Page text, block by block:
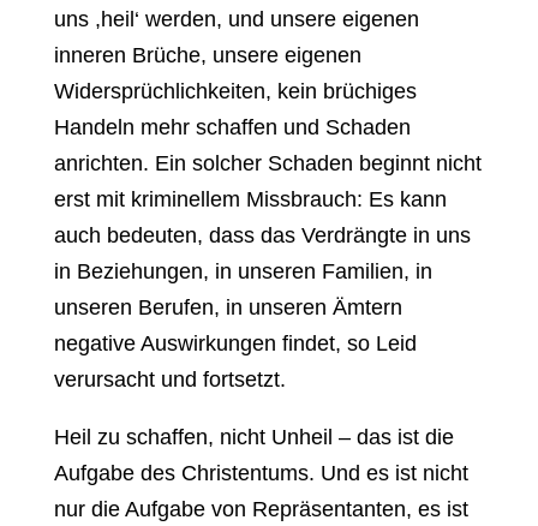
uns ,heil‘ werden, und unsere eigenen
inneren Brüche, unsere eigenen
Widersprüchlichkeiten, kein brüchiges
Handeln mehr schaffen und Schaden
anrichten. Ein solcher Schaden beginnt nicht
erst mit kriminellem Missbrauch: Es kann
auch bedeuten, dass das Verdrängte in uns
in Beziehungen, in unseren Familien, in
unseren Berufen, in unseren Ämtern
negative Auswirkungen findet, so Leid
verursacht und fortsetzt.
Heil zu schaffen, nicht Unheil – das ist die
Aufgabe des Christentums. Und es ist nicht
nur die Aufgabe von Repräsentanten, es ist